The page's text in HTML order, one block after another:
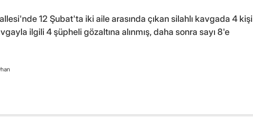
12 Şubat'ta iki aile arasında çıkan silahlı kavgada 4 kişi
ilgili 4 şüpheli gözaltına alınmış, daha sonra sayı 8'e